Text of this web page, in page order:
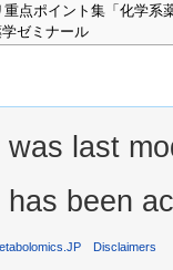
重点ポイント集「化学系
ゼミナール
last
been
Disclaimers